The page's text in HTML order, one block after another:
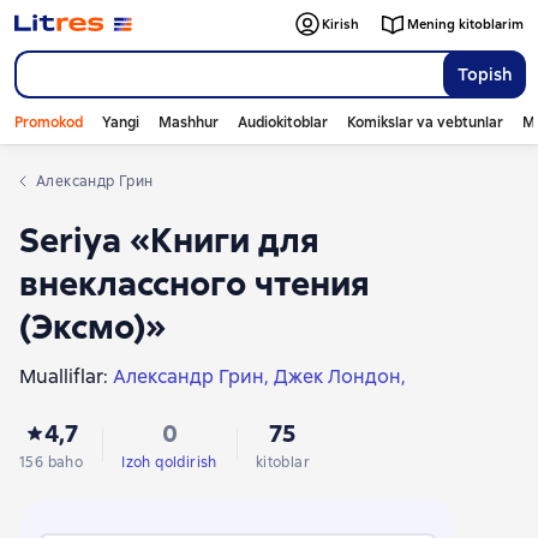
Topish
Kirish Mening kitoblarim
Promokod Yangi Mashhur Audiokitoblar Komikslar va vebtunlar
Александр Грин
Seriya «Книги для
внеклассного чтения
(Эксмо)»
Mualliflar: Александр Грин Джек Лондон
Алексей Константинович Толстой
Михаил Салтыков-Щедрин Лев Толстой
4,7
156 baho
0
Izoh qoldirish
75
kitoblar